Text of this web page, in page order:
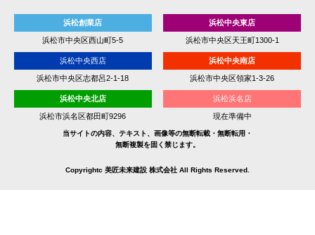
浜松創業店
浜松市中央区西山町5-5
浜松中央東店
浜松市中央区天王町1300-1
浜松中央西店
浜松市中央区志都呂2-1-18
浜松中央南店
浜松市中央区領家1-3-26
浜松中央北店
浜松市浜名区都田町9296
浜松浜名店
現在準備中
当サイトの内容、テキスト、画像等の無断転載・無断転用・
無断複製を固く禁じます。
Copyrightc 美匠未来建設 株式会社 All Rights Reserved.